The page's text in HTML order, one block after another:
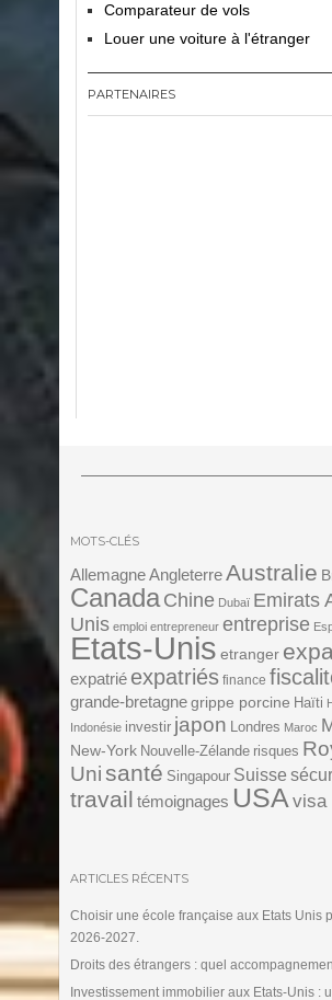
Comparateur de vols
Louer une voiture à l'étranger
PARTENAIRES
MOTS-CLÉS
Allemagne AngleterreAustralie
Canada Chine Dubaï Emirats
Unis emploi entrepreneur entreprise
Etats-Unis etranger
expatrié expatriés finance
grande-bretagne grippe porcine Haïti
Indonésie investir japon Londres Maroc
New-York Nouvelle-Zélande risques
Unisanté Singapour Suisse
travail témoignages USA visa
ARTICLES RÉCENTS
Choisir une école française aux Etats Unis
2026-2027.
Droits des étrangers : quel
Investissement immobilier aux Etats-Unis :